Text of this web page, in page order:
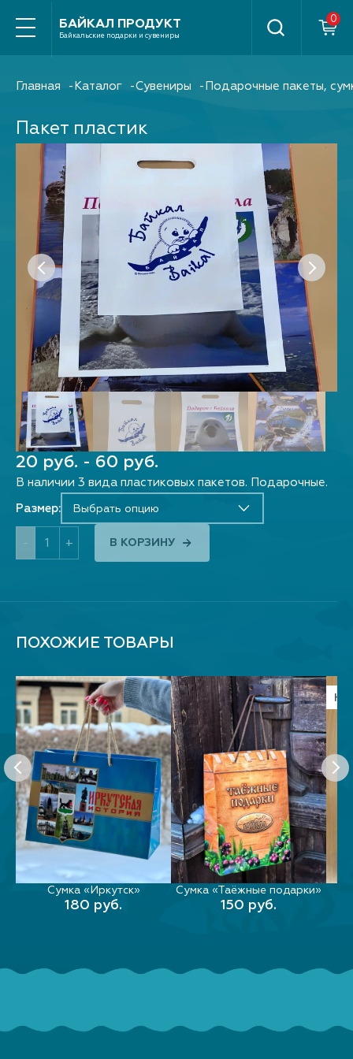
БАЙКАЛ ПРОДУКТ
Байкальские подарки и сувениры
Найти
Главная Каталог Сувениры Подарочные пакеты,
Пакет пластик
20 руб. - 60 руб.
В наличии 3 вида пластиковых пакетов. Подарочные.
Размер:
Выбрать опцию
+ В КОРЗИНУ
ПОХОЖИЕ ТОВАРЫ
В КОРЗИНУ
Сумка «Иркутск»
180 руб. В КОРЗИНУ
Сумка «Таёжные подарки»
150 руб.